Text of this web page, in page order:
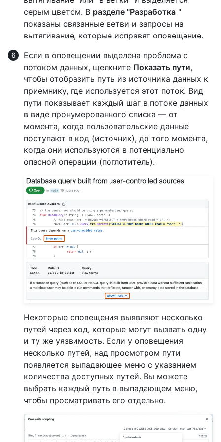
серым цветом. В разделе "Разработка "
показаны связанные ветви и запросы на
вытягивание, которые исправят оповещение.
Если в оповещении выделена проблема с
потоком данных, щелкните Показать пути,
чтобы отобразить путь из источника данных к
приемнику, где используется этот поток. Вид
пути показывает каждый шаг в потоке данных
в виде пронумерованного списка — от
момента, когда пользовательские данные
поступают в код (источник), до того момента,
когда они используются в потенциально
опасной операции (поглотитель).
Некоторые оповещения выявляют несколько
путей через код, которые могут вызвать одну
и ту же уязвимость. Если у оповещения
несколько путей, над просмотром пути
появляется выпадающее меню с указанием
количества доступных путей. Вы можете
выбрать каждый путь в выпадающем меню,
чтобы просматривать его отдельно.